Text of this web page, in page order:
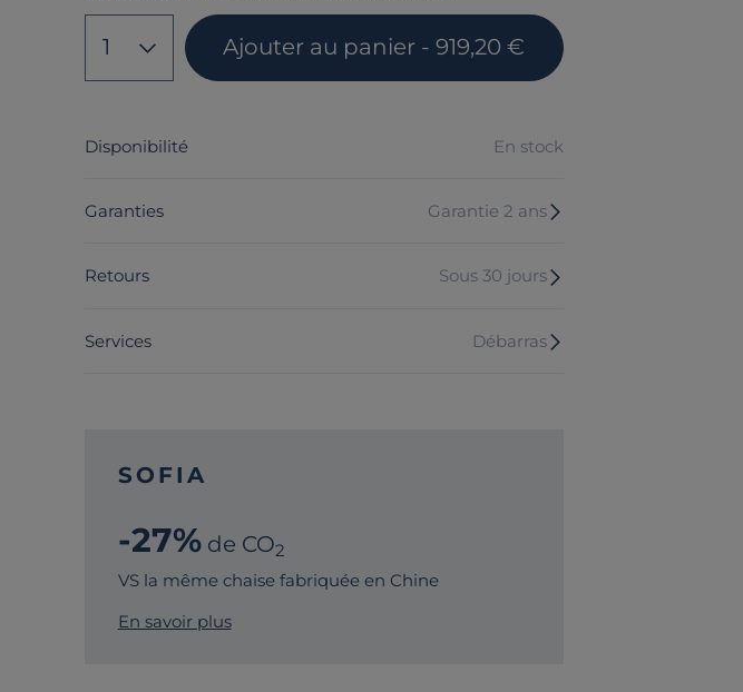
1 Ajouter au panier - 919,20 €
Disponibilité En stock
Garanties Garantie 2 ans
Retours Sous 30 jours
Services Débarras
SOFIA
-27%de CO2
VS la même chaise fabriquée en Chine
En savoir plus